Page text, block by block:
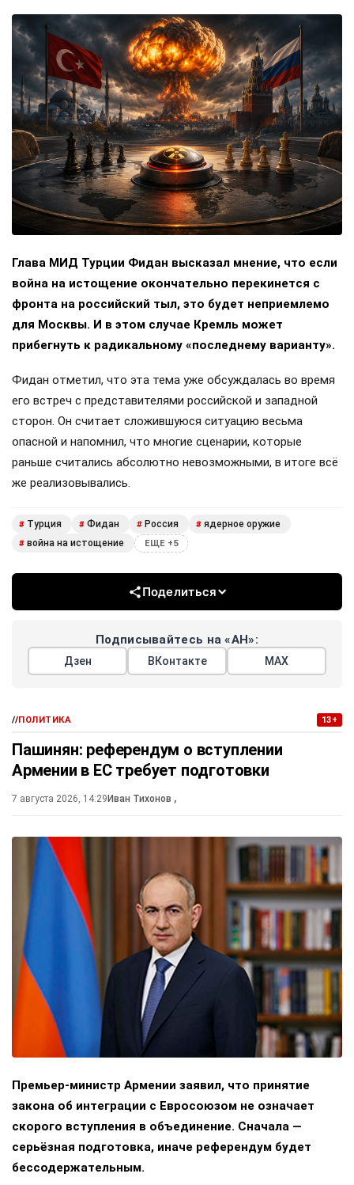
Глава МИД Турции Фидан высказал мнение, что если
война на истощение окончательно перекинется с
фронта на российский тыл, это будет неприемлемо
для Москвы. И в этом случае Кремль может
прибегнуть к радикальному «последнему варианту».
Фидан отметил, что эта тема уже обсуждалась во время
его встреч с представителями российской и западной
сторон. Он считает сложившуюся ситуацию весьма
опасной и напомнил, что многие сценарии, которые
раньше считались абсолютно невозможными, в итоге всё
же реализовывались.
# Турция # Фидан # Россия # ядерное оружие
# война на истощение ЕЩЕ +5
Поделиться
Подписывайтесь на «АН»:
Дзен ВКонтакте МАХ
//ПОЛИТИКА 13+
Пашинян: референдум о вступлении
Армении в ЕС требует подготовки
7 августа 2026, 14:29 Иван Тихонов ,
Премьер-министр Армении заявил, что принятие
закона об интеграции с Евросоюзом не означает
скорого вступления в объединение. Сначала —
серьёзная подготовка, иначе референдум будет
бессодержательным.